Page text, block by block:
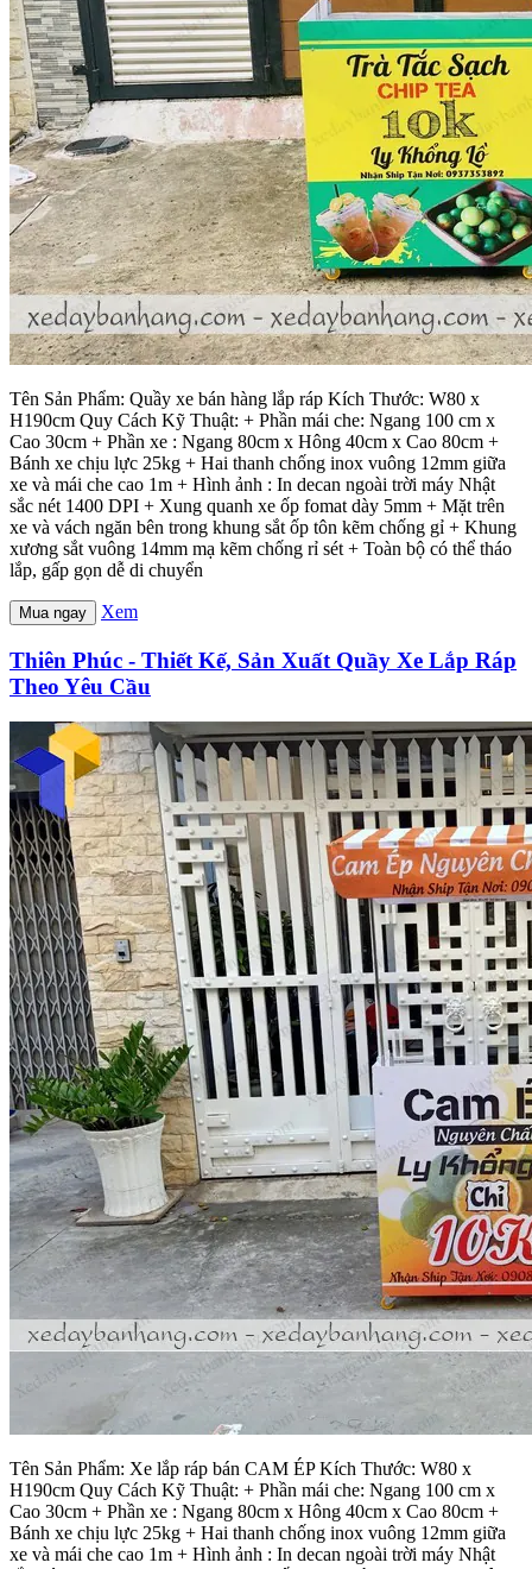
Tên Sản Phẩm: Quầy xe bán hàng lắp ráp Kích Thước: W80 x
H190cm Quy Cách Kỹ Thuật: + Phần mái che: Ngang 100 cm x
Cao 30cm + Phần xe : Ngang 80cm x Hông 40cm x Cao 80cm +
Bánh xe chịu lực 25kg + Hai thanh chống inox vuông 12mm giữa
xe và mái che cao 1m + Hình ảnh : In decan ngoài trời máy Nhật
sắc nét 1400 DPI + Xung quanh xe ốp fomat dày 5mm + Mặt trên
xe và vách ngăn bên trong khung sắt ốp tôn kẽm chống gỉ + Khung
xương sắt vuông 14mm mạ kẽm chống rỉ sét + Toàn bộ có thể tháo
lắp, gấp gọn dễ di chuyển
Mua ngay Xem
Thiên Phúc - Thiết Kế, Sản Xuất Quầy Xe Lắp Ráp
Theo Yêu Cầu
Tên Sản Phẩm: Xe lắp ráp bán CAM ÉP Kích Thước: W80 x
H190cm Quy Cách Kỹ Thuật: + Phần mái che: Ngang 100 cm x
Cao 30cm + Phần xe : Ngang 80cm x Hông 40cm x Cao 80cm +
Bánh xe chịu lực 25kg + Hai thanh chống inox vuông 12mm giữa
xe và mái che cao 1m + Hình ảnh : In decan ngoài trời máy Nhật